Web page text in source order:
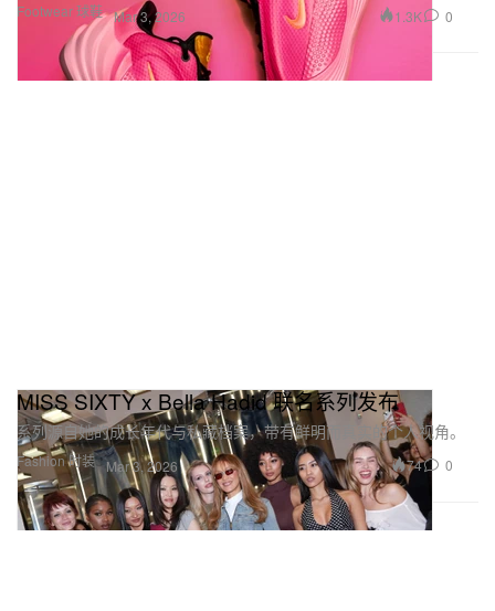
Footwear 球鞋 Mar 3, 2026 1.3K 0
Fashion 时装
MISS SIXTY x Bella Hadid 联名系列发布
系列源自她的成长年代与私藏档案，带有鲜明而真实的个人视角。
Mar 3, 2026 74 0